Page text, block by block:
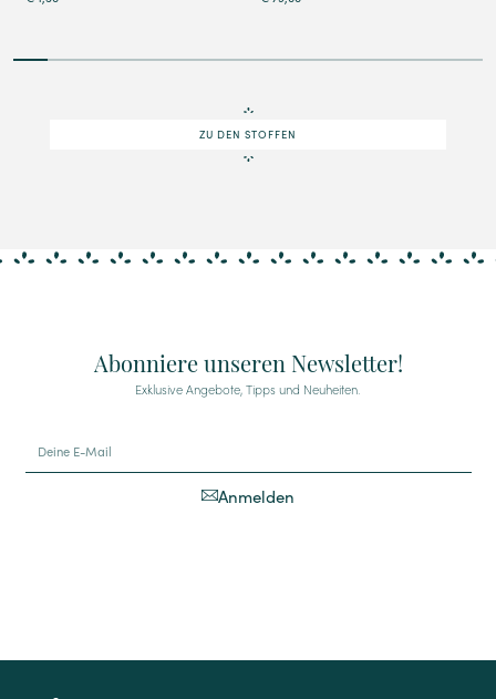
ZU DEN STOFFEN
Abonniere unseren Newsletter!
Exklusive Angebote, Tipps und Neuheiten.
Anmelden